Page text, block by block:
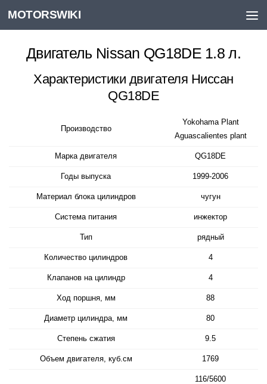
Skip to content
MOTORSWIKI
Двигатель Nissan QG18DE 1.8 л.
Характеристики двигателя Ниссан
QG18DE
Производство
Yokohama Plant
Aguascalientes plant
Марка двигателя QG18DE
Годы выпуска 1999-2006
Материал блока цилиндров чугун
Система питания инжектор
Тип рядный
Количество цилиндров 4
Клапанов на цилиндр 4
Ход поршня, мм 88
Диаметр цилиндра, мм 80
Степень сжатия 9.5
Объем двигателя, куб.см 1769
116/5600